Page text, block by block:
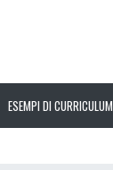
ESEMPI DI CURRICULUM